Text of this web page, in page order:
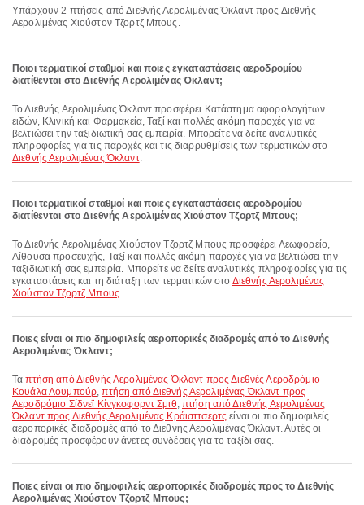
Υπάρχουν 2 πτήσεις από Διεθνής Αερολιμένας Όκλαντ προς Διεθνής
Αερολιμένας Χιούστον Τζορτζ Μπους.
Ποιοι τερματικοί σταθμοί και ποιες εγκαταστάσεις αεροδρομίου
διατίθενται στο Διεθνής Αερολιμένας Όκλαντ;
Το Διεθνής Αερολιμένας Όκλαντ προσφέρει Κατάστημα αφορολογήτων
ειδών, Κλινική και Φαρμακεία, Ταξί και πολλές ακόμη παροχές για να
βελτιώσει την ταξιδιωτική σας εμπειρία. Μπορείτε να δείτε αναλυτικές
πληροφορίες για τις παροχές και τις διαρρυθμίσεις των τερματικών στο
Διεθνής Αερολιμένας Όκλαντ.
Ποιοι τερματικοί σταθμοί και ποιες εγκαταστάσεις αεροδρομίου
διατίθενται στο Διεθνής Αερολιμένας Χιούστον Τζορτζ Μπους;
Το Διεθνής Αερολιμένας Χιούστον Τζορτζ Μπους προσφέρει Λεωφορείο,
Αίθουσα προσευχής, Ταξί και πολλές ακόμη παροχές για να βελτιώσει την
ταξιδιωτική σας εμπειρία. Μπορείτε να δείτε αναλυτικές πληροφορίες για τις
εγκαταστάσεις και τη διάταξη των τερματικών στο Διεθνής Αερολιμένας
Χιούστον Τζορτζ Μπους.
Ποιες είναι οι πιο δημοφιλείς αεροπορικές διαδρομές από το Διεθνής
Αερολιμένας Όκλαντ;
Ταπτήση από Διεθνής Αερολιμένας Όκλαντ προς Διεθνές Αεροδρόμιο
Κουάλα Λουμπούρ,πτήση από Διεθνής Αερολιμένας Όκλαντ προς
Αεροδρόμιο Σίδνεϊ Κίνγκσφορντ Σμιθ,πτήση από Διεθνής Αερολιμένας
Όκλαντ προς Διεθνής Αερολιμένας Κράισττσερτς είναι οι πιο δημοφιλείς
αεροπορικές διαδρομές από το Διεθνής Αερολιμένας Όκλαντ. Αυτές οι
διαδρομές προσφέρουν άνετες συνδέσεις για το ταξίδι σας.
Ποιες είναι οι πιο δημοφιλείς αεροπορικές διαδρομές προς το Διεθνής
Αερολιμένας Χιούστον Τζορτζ Μπους;